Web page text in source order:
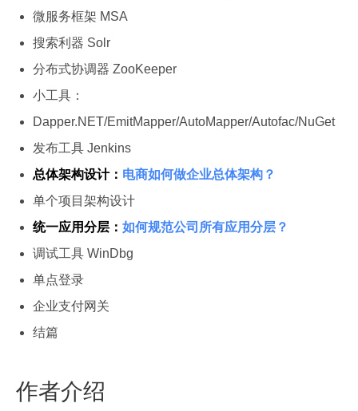
微服务框架 MSA
搜索利器 Solr
分布式协调器 ZooKeeper
小工具：
Dapper.NET/EmitMapper/AutoMapper/Autofac/NuGet
发布工具 Jenkins
总体架构设计： 电商如何做企业总体架构？
单个项目架构设计
统一应用分层： 如何规范公司所有应用分层？
调试工具 WinDbg
单点登录
企业支付网关
结篇
作者介绍